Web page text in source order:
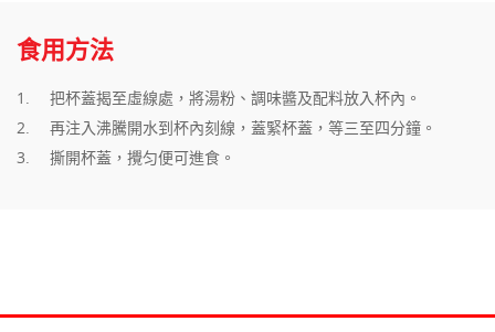
食用方法
把杯蓋揭至虛線處，將湯粉、調味醬及配料放入杯內。
再注入沸騰開水到杯內刻線，蓋緊杯蓋，等三至四分鐘。
撕開杯蓋，攪匀便可進食。